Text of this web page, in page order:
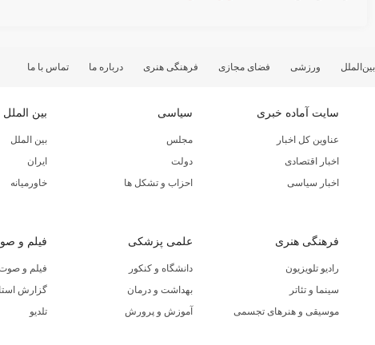
بین‌الملل ورزشی فضای مجازی فرهنگی هنری درباره ما تماس با ما
سایت آماده خبری
عناوین کل اخبار
اخبار اقتصادی
اخبار سیاسی
سیاسی
مجلس
دولت
احزاب و تشکل ها
بین الملل
بین الملل
ایران
خاورمیانه
فرهنگی هنری
رادیو تلویزیون
سینما و تئاتر
موسیقی و هنرهای تجسمی
علمی پزشکی
دانشگاه و کنکور
بهداشت و درمان
آموزش و پرورش
فیلم و
فیلم و
گزارش
تلدیو